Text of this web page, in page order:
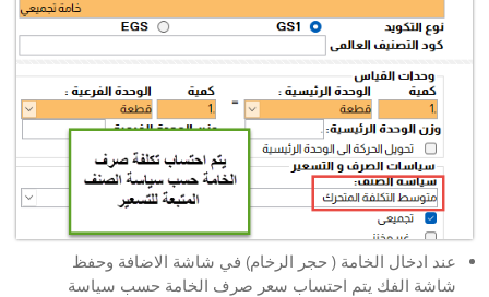
عند ادخال الخامة ( حجر الرخام) في شاشة الاضافة وحفظ
شاشة الفك يتم احتساب سعر صرف الخامة حسب سياسة